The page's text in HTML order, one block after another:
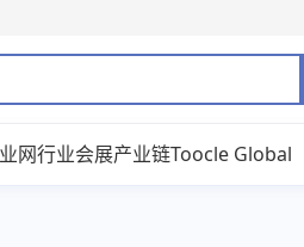
网行业会展产业链Toocle Global